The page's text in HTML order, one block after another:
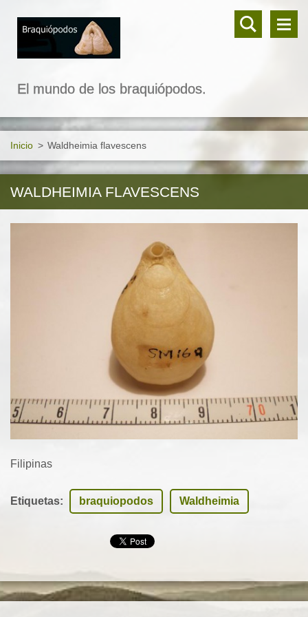
El mundo de los braquiópodos.
Inicio > Waldheimia flavescens
WALDHEIMIA FLAVESCENS
Filipinas
Etiquetas: braquiopodos Waldheimia